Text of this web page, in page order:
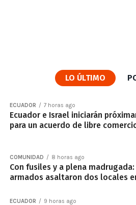
LO ÚLTIMO
ECUADOR 7 horas ago
Ecuador e Israel iniciarán
para un acuerdo de libre
COMUNIDAD 8 horas ago
Con fusiles y a plena
armados asaltaron dos locales
ECUADOR 9 horas ago